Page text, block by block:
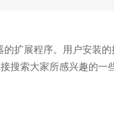
扩展程序。用户安装的
搜索大家所感兴趣的一